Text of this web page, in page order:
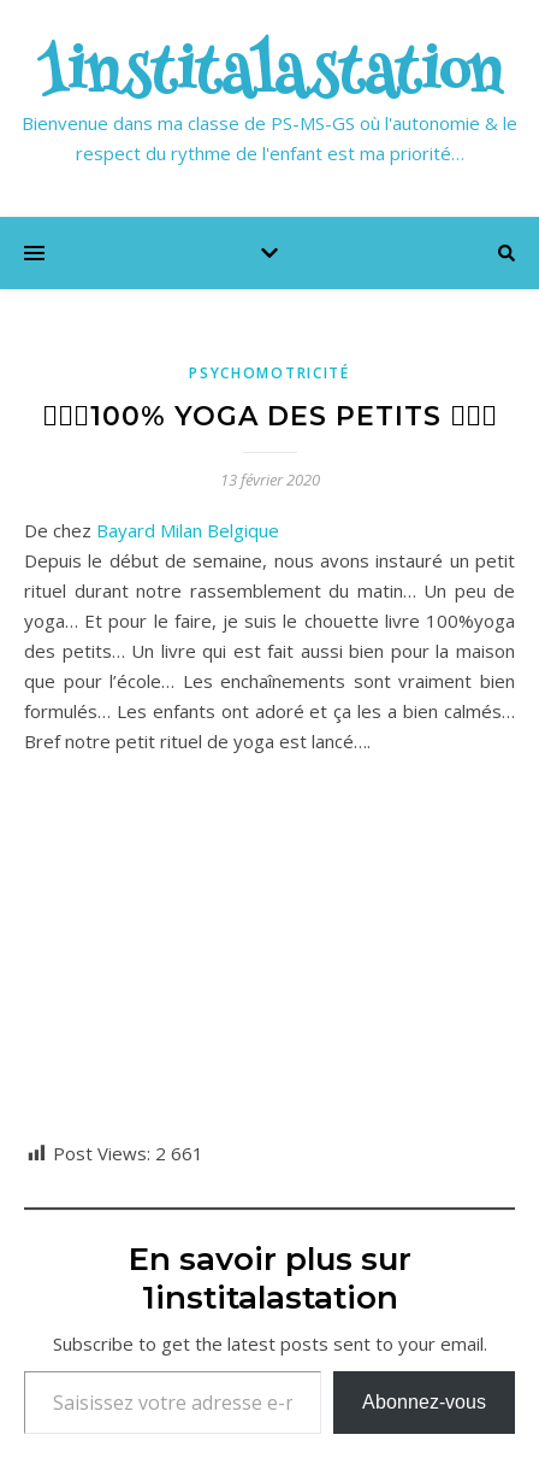
1institalastation
Bienvenue dans ma classe de PS-MS-GS où l'autonomie & le
respect du rythme de l'enfant est ma priorité…
PSYCHOMOTRICITÉ
🧘🏼‍♀️100% YOGA DES PETITS 🧘🏻‍♂️
13 février 2020
De chez Bayard Milan Belgique
Depuis le début de semaine, nous avons instauré un petit
rituel durant notre rassemblement du matin… Un peu de
yoga… Et pour le faire, je suis le chouette livre 100%yoga
des petits… Un livre qui est fait aussi bien pour la maison
que pour l’école… Les enchaînements sont vraiment bien
formulés… Les enfants ont adoré et ça les a bien calmés…
Bref notre petit rituel de yoga est lancé….
Post Views: 2 661
En savoir plus sur
1institalastation
Subscribe to get the latest posts sent to your email.
Saisissez votre adresse e-mail…
Abonnez-vous